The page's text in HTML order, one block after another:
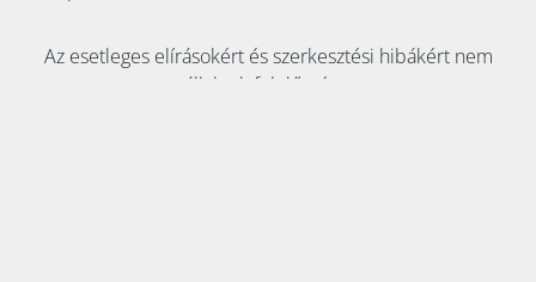
Az esetleges elírásokért és szerkesztési hibákért nem
vállalunk felelősséget.